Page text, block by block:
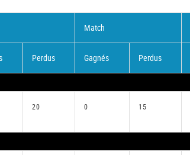
Match
Perdus Gagnés Perdus
20 0 15